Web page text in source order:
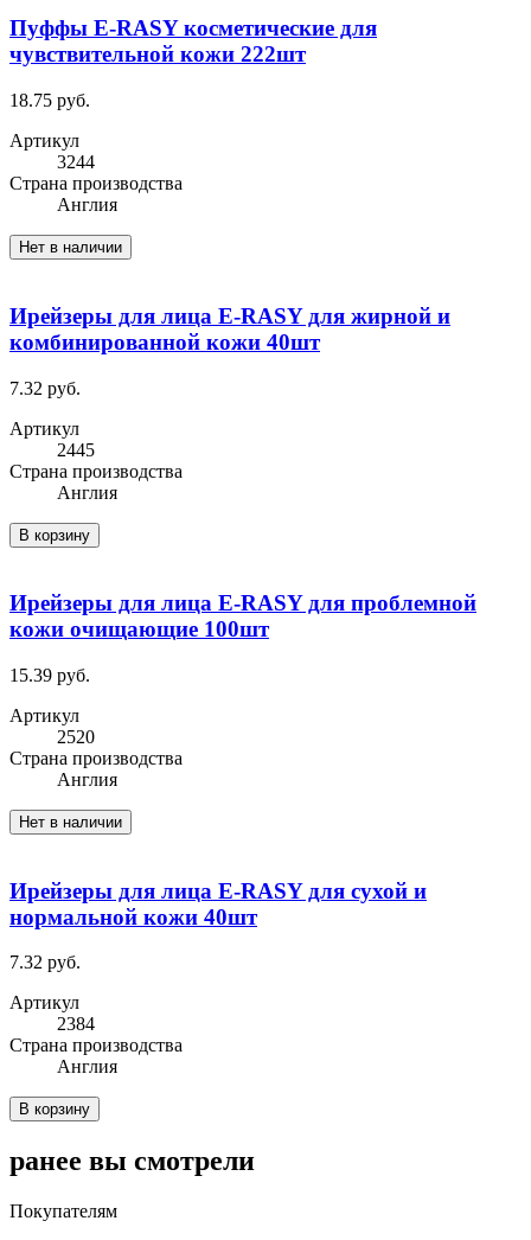
Пуффы E-RASY косметические для
чувствительной кожи 222шт
18.75 руб.
Артикул
3244
Cтрана производства
Англия
Нет в наличии
Ирейзеры для лица E-RASY для жирной и
комбинированной кожи 40шт
7.32 руб.
Артикул
2445
Cтрана производства
Англия
В корзину
Ирейзеры для лица E-RASY для проблемной
кожи очищающие 100шт
15.39 руб.
Артикул
2520
Cтрана производства
Англия
Нет в наличии
Ирейзеры для лица E-RASY для сухой и
нормальной кожи 40шт
7.32 руб.
Артикул
2384
Cтрана производства
Англия
В корзину
ранее вы смотрели
Покупателям